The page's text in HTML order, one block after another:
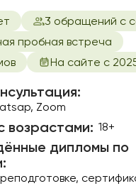
3 обращений с
пробная встреча
На сайте с
Zoom
возрастами: 18+
дипломы по